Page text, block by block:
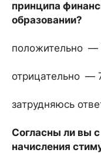
принципа
образовании?
положительно —
отрицательно —
затрудняюсь
Согласны ли вы
начисления